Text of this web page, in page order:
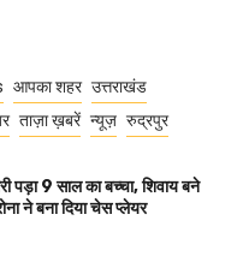
आपका शहर उत्तराखंड
ताज़ा ख़बरें न्यूज़ रुद्रपुर
पड़ा 9 साल का बच्चा, शिवाय बने
ने बना दिया चेस प्लेयर